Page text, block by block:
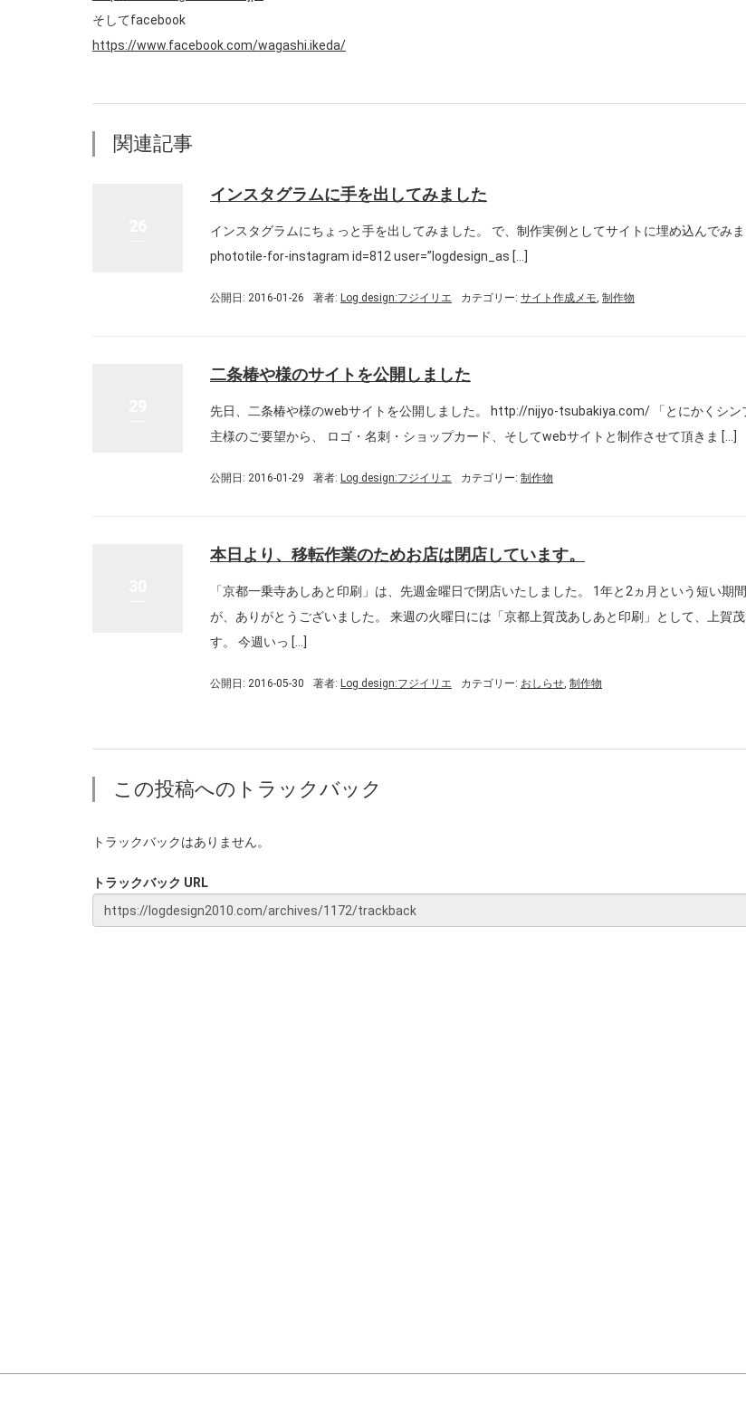
そしてfacebook
https://www.facebook.com/wagashi.ikeda/
関連記事
インスタグラムに手を出してみました
インスタグラムにちょっと手を出してみました。 で、制作実例としてサイトに埋め込んでみ
phototile-for-instagram id=812 user=”logdesign_as […]
公開日: 2016-01-26 著者: Log design:フジイリエ カテゴリー: サイト作成メモ, 制作物
二条椿や様のサイトを公開しました
先日、二条椿や様のwebサイトを公開しました。 http://nijyo-tsubakiya.com/ 「とにかくシン
主様のご要望から、 ロゴ・名刺・ショップカード、そしてwebサイトと制作させて頂きま […]
公開日: 2016-01-29 著者: Log design:フジイリエ カテゴリー: 制作物
本日より、移転作業のためお店は閉店しています。
「京都一乗寺あしあと印刷」は、先週金曜日で閉店いたしました。 1年と2ヵ月という短い期
が、ありがとうございました。 来週の火曜日には「京都上賀茂あしあと印刷」として、上賀
す。 今週いっ […]
公開日: 2016-05-30 著者: Log design:フジイリエ カテゴリー: おしらせ, 制作物
この投稿へのトラックバック
トラックバックはありません。
トラックバック URL